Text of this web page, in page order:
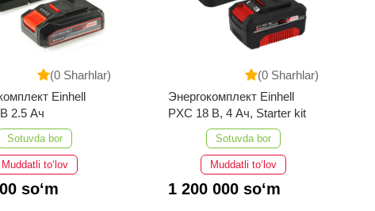
(0 Sharhlar)
Einhell
2.5 Ач
Sotuvda bor
Muddatli to‘lov
so‘m
(0 Sharhlar)
Энергокомплект Einhell
PXC 18 В, 4 Ач, Starter kit
Sotuvda bor
Muddatli to‘lov
1 200 000 so‘m